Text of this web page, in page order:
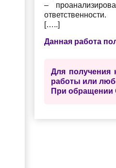
–
ответственности.
[…..]
Данная работа
Для получения
работы или
При обращении